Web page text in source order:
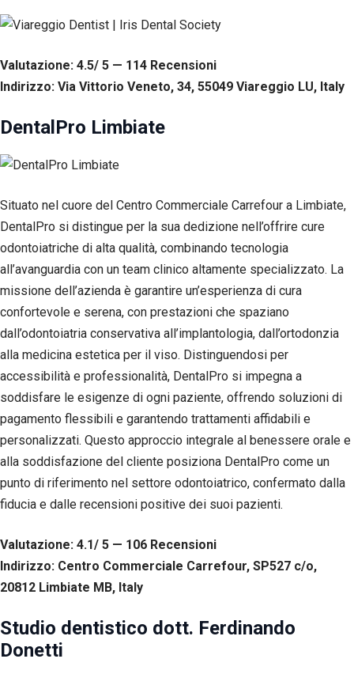
Valutazione: 4.5/ 5 — 114 Recensioni
Indirizzo: Via Vittorio Veneto, 34, 55049 Viareggio LU, Italy
DentalPro Limbiate
Situato nel cuore del Centro Commerciale Carrefour a Limbiate,
DentalPro si distingue per la sua dedizione nell’offrire cure
odontoiatriche di alta qualità, combinando tecnologia
all’avanguardia con un team clinico altamente specializzato. La
missione dell’azienda è garantire un’esperienza di cura
confortevole e serena, con prestazioni che spaziano
dall’odontoiatria conservativa all’implantologia, dall’ortodonzia
alla medicina estetica per il viso. Distinguendosi per
accessibilità e professionalità, DentalPro si impegna a
soddisfare le esigenze di ogni paziente, offrendo soluzioni di
pagamento flessibili e garantendo trattamenti affidabili e
personalizzati. Questo approccio integrale al benessere orale e
alla soddisfazione del cliente posiziona DentalPro come un
punto di riferimento nel settore odontoiatrico, confermato dalla
fiducia e dalle recensioni positive dei suoi pazienti.
Valutazione: 4.1/ 5 — 106 Recensioni
Indirizzo: Centro Commerciale Carrefour, SP527 c/o,
20812 Limbiate MB, Italy
Studio dentistico dott. Ferdinando
Donetti